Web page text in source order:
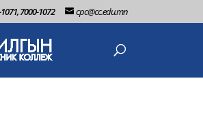
7000-1072 cpc@cc.edu.mn